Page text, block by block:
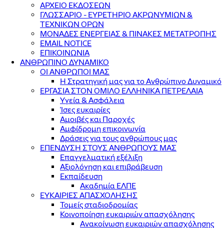
ΑΡΧΕΙΟ ΕΚΔΟΣΕΩΝ
ΓΛΩΣΣΑΡΙΟ - ΕΥΡΕΤΗΡΙΟ ΑΚΡΩΝΥΜΙΩΝ &
ΤΕΧΝΙΚΩΝ ΟΡΩΝ
ΜΟΝΑΔΕΣ ΕΝΕΡΓΕΙΑΣ & ΠΙΝΑΚΕΣ ΜΕΤΑΤΡΟΠΗΣ
EMAIL NOTICE
ΕΠΙΚΟΙΝΩΝΙΑ
ΑΝΘΡΩΠΙΝΟ ΔΥΝΑΜΙΚΟ
ΟΙ ΑΝΘΡΩΠΟΙ ΜΑΣ
Η Στρατηγική μας για το Ανθρώπινο Δυναμικό
ΕΡΓΑΣΙΑ ΣΤΟΝ ΟΜΙΛΟ ΕΛΛΗΝΙΚΑ ΠΕΤΡΕΛΑΙΑ
Υγεία & Ασφάλεια
Ίσες ευκαιρίες
Αμοιβές και Παροχές
Αμφίδρομη επικοινωνία
Δράσεις για τους ανθρώπους μας
ΕΠΕΝΔΥΣΗ ΣΤΟΥΣ ΑΝΘΡΩΠΟΥΣ ΜΑΣ
Επαγγελματική εξέλιξη
Αξιολόγηση και επιβράβευση
Εκπαίδευση
Ακαδημία ΕΛΠΕ
ΕΥΚΑΙΡΙΕΣ ΑΠΑΣΧΟΛΗΣΗΣ
Τομείς σταδιοδρομίας
Κοινοποίηση ευκαιριών απασχόλησης
Ανακοίνωση ευκαιριών απασχόλησης